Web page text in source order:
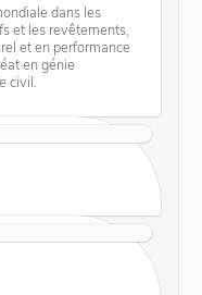
dans les
et les revêtements,
et en performance
en génie
civil.